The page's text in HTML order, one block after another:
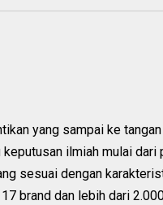
yang sampai ke
ilmiah mulai dari
sesuai dengan
brand dan lebih dari